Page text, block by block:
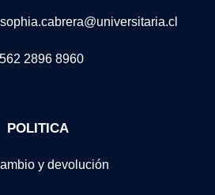
2896 8960
POLITICA
y devolución